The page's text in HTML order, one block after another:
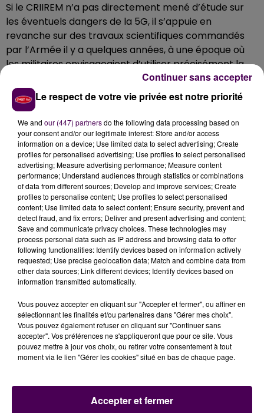
Si le CRIIREM n’a pas directement mené d’étude sur
les éventuels dangers de la 5G, il s’appuie en
revanche sur des travaux scientifiques commandés
par l’Armée il y a quelques années, à une époque où
les militaires envisageaient d’utiliser précisément la
même bande de fréquences pour leurs
communications :"Des rats, dans le ventre de leur
mère, ont été exposés pendant quinze jours à des
niveaux de champ de 3,5 GHz équivalents à ceux de
la 5G… Résultat :perte de poids, atrophie des
testicules, des glandes surrénales, des ovaires,
augmentation de la sécrétion de certaines
hormones dans le plasma sanguin"détaille
Catherine Gouhier.
DES AVANCÉES, MAIS EN RESPECTANT L'HUMAIN
L’étude de l’Armée remonte à 1980 :"A l’époque, au vu
des conséquences constatées sur les animaux, les
militaires avaient décidé par précautionde ne pas
choisir cette bande de fréquence à ces niveaux de
internes"indique la présidente du CRIIREM, qui invite les
pouvoirs publics à résister à"la pression"des
opérateurs de téléphonie. Et à ne pas se laisser
aveugler par les promesses de la 5G :"Le progrès, si
c’est pour faire comme les Chinois, non merci. Oui
l’humain
présidente du CRIIREM.
Le respect de votre vie privée est notre priorité
We and our (447) partnersdo the following data processing based on
your consent and/or our legitimate interest: Store and/or access
information on a device; Use limited data to select advertising; Create
profiles for personalised advertising; Use profiles to select personalised
advertising; Measure advertising performance; Measure content
performance; Understand audiences through statistics or combinations
of data from different sources; Develop and improve services; Create
profiles to personalise content; Use profiles to select personalised
content; Use limited data to select content; Ensure security, prevent and
detect fraud, and fix errors; Deliver and present advertising and content;
Save and communicate privacy choices. These technologies may
process personal data such as IP address and browsing data to offer
following functionalities: Identify devices based on information actively
requested; Use precise geolocation data; Match and combine data from
other data sources; Link different devices; Identify devices based on
information transmitted automatically.
Vous pouvez accepter en cliquant sur "Accepter et fermer", ou affiner en
sélectionnant les finalités et/ou partenaires dans "Gérer mes choix".
Vous pouvez également refuser en cliquant sur "Continuer sans
accepter". Vos préférences ne s'appliqueront que pour ce site. Vous
pouvez mettre à jour vos choix, ou retirer votre consentement à tout
moment via le lien "Gérer les cookies" situé en bas de chaque page.
Accepter et fermer
Continuer sans accepter